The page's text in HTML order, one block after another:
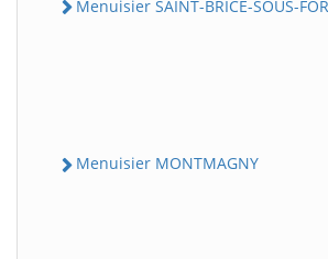
Menuisier SAINT-BRICE-SOUS-
Menuisier MONTMAGNY